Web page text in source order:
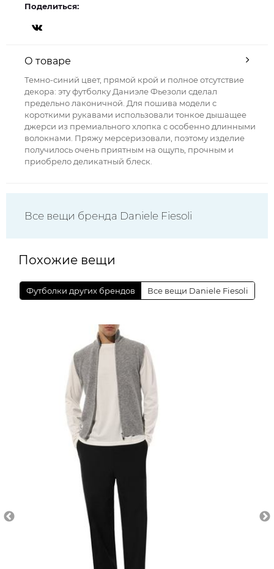
Поделиться:
О товаре
Темно-синий цвет, прямой крой и полное отсутствие
декора: эту футболку Даниэле Фьезоли сделал
предельно лаконичной. Для пошива модели с
короткими рукавами использовали тонкое дышащее
джерси из премиального хлопка с особенно длинными
волокнами. Пряжу мерсеризовали, поэтому изделие
получилось очень приятным на ощупь, прочным и
приобрело деликатный блеск.
Все вещи бренда Daniele Fiesoli
Похожие вещи
Футболки других брендов Все вещи Daniele Fiesoli